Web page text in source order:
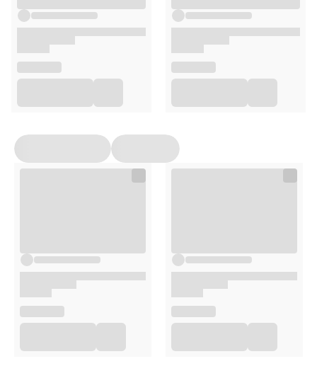
Pozostaw na włosach
2–3 godziny
, w zależności od
pożądanego efektu.
Dokładnie spłuczciepłą wodą
, bez użycia szamponu.
Opakowanie